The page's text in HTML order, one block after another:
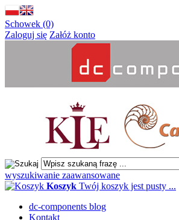
Schowek (0)
Zaloguj się Załóż konto
wyszukiwanie zaawansowane
Koszyk Twój koszyk jest pusty ...
dc-components blog
Kontakt